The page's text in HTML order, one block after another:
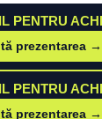
PENTRU
prezentarea →
PENTRU
prezentarea →